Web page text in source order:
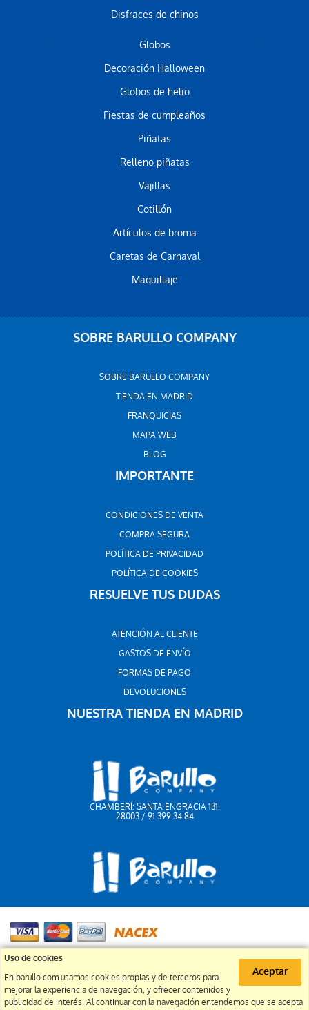
Disfraces de chinos
Globos
Decoración Halloween
Globos de helio
Fiestas de cumpleaños
Piñatas
Relleno piñatas
Vajillas
Cotillón
Artículos de broma
Caretas de Carnaval
Maquillaje
SOBRE BARULLO COMPANY
SOBRE BARULLO COMPANY
TIENDA EN MADRID
FRANQUICIAS
MAPA WEB
BLOG
IMPORTANTE
CONDICIONES DE VENTA
COMPRA SEGURA
POLÍTICA DE PRIVACIDAD
POLÍTICA DE COOKIES
RESUELVE TUS DUDAS
ATENCIÓN AL CLIENTE
GASTOS DE ENVÍO
FORMAS DE PAGO
DEVOLUCIONES
NUESTRA TIENDA EN MADRID
CHAMBERÍ: SANTA ENGRACIA 131.
28003 / 91 399 34 84
91 399 34 84
info@barullo.com
Aceptar
Uso de cookies
En barullo.com usamos cookies propias y de terceros para
mejorar la experiencia de navegación, y ofrecer contenidos y
publicidad de interés. Al continuar con la navegación entendemos que se acepta